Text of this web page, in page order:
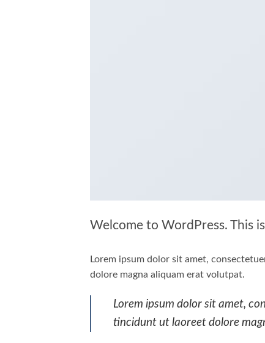
Welcome to WordPress. This
Lorem ipsum dolor sit amet,
dolore magna aliquam erat volutpat.
Lorem ipsum dolor sit amet,
tincidunt ut laoreet dolore